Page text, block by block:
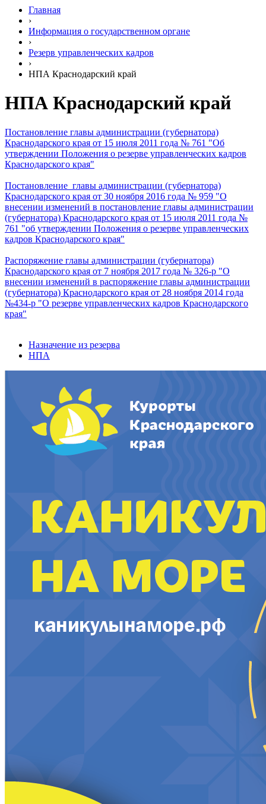
Главная
›
Информация о государственном органе
›
Резерв управленческих кадров
›
НПА Краснодарский край
НПА Краснодарский край
Постановление главы администрации (губернатора)
Краснодарского края от 15 июля 2011 года № 761 "Об
утверждении Положения о резерве управленческих кадров
Краснодарского края"
Постановление главы администрации (губернатора)
Краснодарского края от 30 ноября 2016 года № 959 "О
внесении изменений в постановление главы администрации
(губернатора) Краснодарского края от 15 июля 2011 года №
761 "об утверждении Положения о резерве управленческих
кадров Краснодарского края"
Распоряжение главы администрации (губернатора)
Краснодарского края от 7 ноября 2017 года № 326-р "О
внесении изменений в распоряжение главы администрации
(губернатора) Краснодарского края от 28 ноября 2014 года
№434-р "О резерве управленческих кадров Краснодарского
края"
Назначение из резерва
НПА